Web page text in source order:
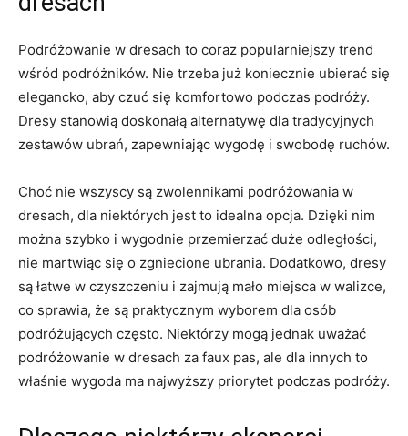
Podróżowanie w dresach ‍to coraz popularniejszy​ trend
wśród podróżników. Nie trzeba ‌już koniecznie ubierać⁣ się
elegancko, aby⁤ czuć się komfortowo⁢ podczas​ podróży.‌
Dresy stanowią doskonałą alternatywę dla tradycyjnych
zestawów ubrań, zapewniając⁤ wygodę i swobodę ruchów.
Choć nie wszyscy​ są zwolennikami podróżowania w
dresach, dla⁣ niektórych jest to idealna opcja. Dzięki⁢ nim
można ‌szybko i ‌wygodnie przemierzać duże odległości,
‌nie martwiąc się o⁢ zgniecione ubrania. ⁤Dodatkowo, ‌dresy
są łatwe w czyszczeniu i⁢ zajmują mało ⁢miejsca w walizce,
co sprawia,​ że są praktycznym wyborem⁢ dla osób
podróżujących często. ​Niektórzy mogą ⁤jednak uważać
podróżowanie w ⁤dresach za faux pas, ale dla innych to
właśnie wygoda ma najwyższy priorytet podczas‌ podróży.